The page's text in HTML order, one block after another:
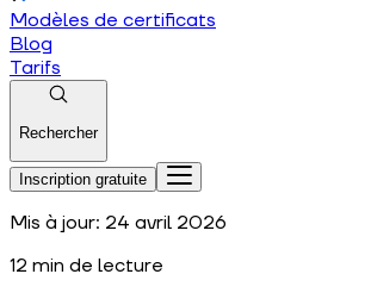
Modèles de certificats
Blog
Tarifs
Rechercher
Inscription gratuite
Mis à jour: 24 avril 2026
12 min de lecture